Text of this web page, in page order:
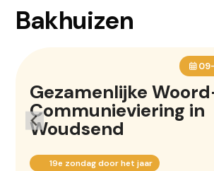
Bakhuizen
Gezamenlijke
Communieviering in
Woudsend
19e zondag door het jaar